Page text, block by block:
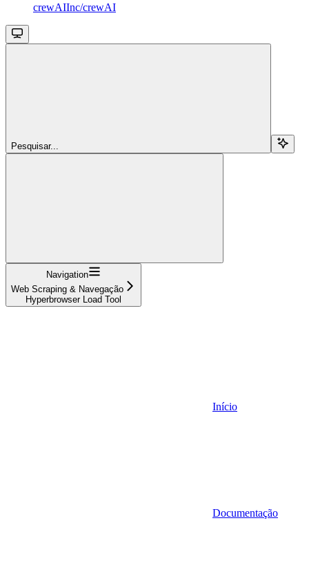
crewAIInc/crewAI
Pesquisar...
Navigation
Web Scraping & Navegação
Hyperbrowser Load Tool
Início
Documentação